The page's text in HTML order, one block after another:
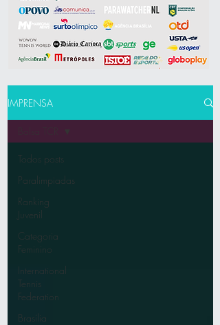
IMPRENSA
Todos posts
Paralimpiadas
Ranking
Juvenil
Categoria
Feminino
International
Tennis
Federation
Brasília